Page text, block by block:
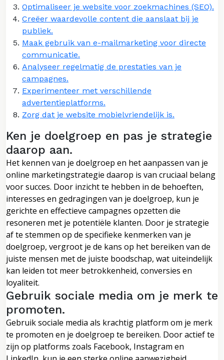
Optimaliseer je website voor zoekmachines (SEO).
Creëer waardevolle content die aanslaat bij je
publiek.
Maak gebruik van e-mailmarketing voor directe
communicatie.
Analyseer regelmatig de prestaties van je
campagnes.
Experimenteer met verschillende
advertentieplatforms.
Zorg dat je website mobielvriendelijk is.
Ken je doelgroep en pas je strategie
daarop aan.
Het kennen van je doelgroep en het aanpassen van je
online marketingstrategie daarop is van cruciaal belang
voor succes. Door inzicht te hebben in de behoeften,
interesses en gedragingen van je doelgroep, kun je
gerichte en effectieve campagnes opzetten die
resoneren met je potentiële klanten. Door je strategie
af te stemmen op de specifieke kenmerken van je
doelgroep, vergroot je de kans op het bereiken van de
juiste mensen met de juiste boodschap, wat uiteindelijk
kan leiden tot meer betrokkenheid, conversies en
loyaliteit.
Gebruik sociale media om je merk te
promoten.
Gebruik sociale media als krachtig platform om je merk
te promoten en je doelgroep te bereiken. Door actief te
zijn op platforms zoals Facebook, Instagram en